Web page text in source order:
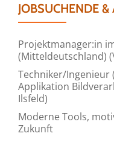
JOBSUCHENDE &
Projektmanager:in
(Mitteldeutschland)
Techniker/Ingenieur
Applikation
Ilsfeld)
Moderne Tools,
Zukunft